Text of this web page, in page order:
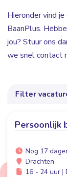
Hieronder vind
BaanPlus.
jou? Stuur ons
we snel contact
Filter
Persoonlijk
Nog 17
Drachten
16 - 24 uur |